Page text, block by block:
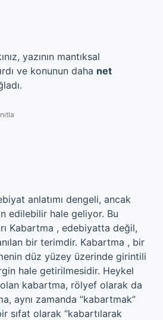
yazının mantıksal
ve konunun daha net
anlatımı dengeli, ancak
edilebilir hale geliyor. Bu
Kabartma , edebiyatta değil,
bir terimdir. Kabartma , bir
düz yüzey üzerinde girintili
hale getirilmesidir. Heykel
olan kabartma, rölyef olarak da
aynı zamanda “kabartmak”
sıfat olarak “kabartılarak